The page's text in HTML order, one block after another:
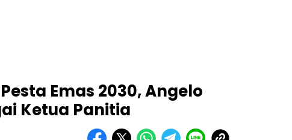
Emas 2030, Angelo
Ketua Panitia